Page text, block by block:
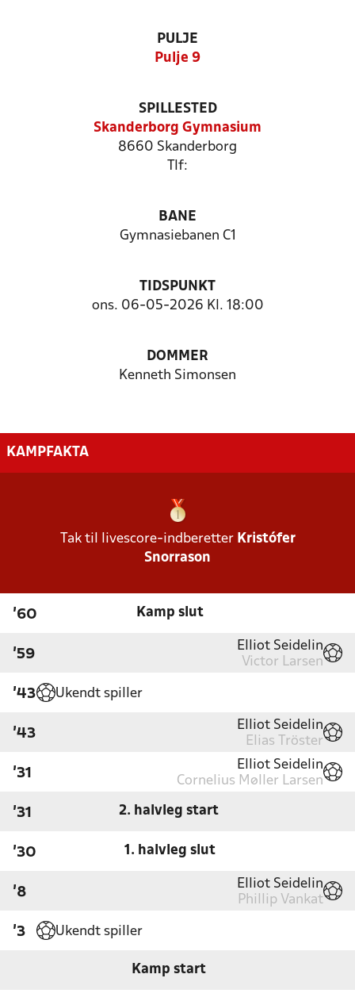
PULJE
Pulje 9
SPILLESTED
Skanderborg Gymnasium
8660 Skanderborg
Tlf:
BANE
Gymnasiebanen C1
TIDSPUNKT
ons. 06-05-2026 Kl. 18:00
DOMMER
Kenneth Simonsen
KAMPFAKTA
Tak til livescore-indberetter Kristófer
Snorrason
'60 Kamp slut
'59
Elliot Seidelin
Victor Larsen
'43 Ukendt spiller
'43
Elliot Seidelin
Elias Tröster
'31
Elliot Seidelin
Cornelius Møller Larsen
'31 2. halvleg start
'30 1. halvleg slut
'8
Elliot Seidelin
Phillip Vankat
'3 Ukendt spiller
Kamp start